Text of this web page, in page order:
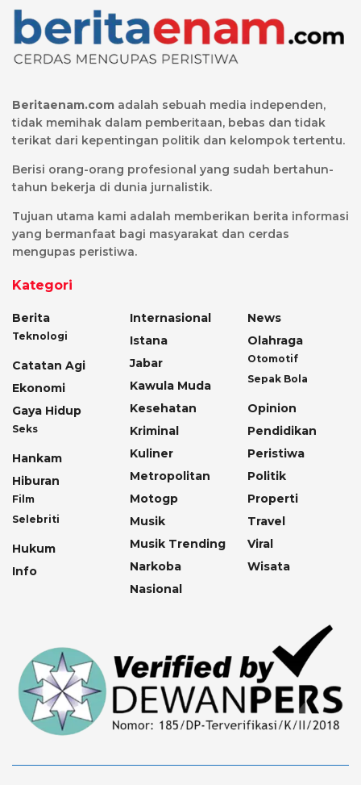
Beritaenam.com adalah sebuah media independen,
tidak memihak dalam pemberitaan, bebas dan tidak
terikat dari kepentingan politik dan kelompok tertentu.
Berisi orang-orang profesional yang sudah bertahun-
tahun bekerja di dunia jurnalistik.
Tujuan utama kami adalah memberikan berita informasi
yang bermanfaat bagi masyarakat dan cerdas
mengupas peristiwa.
Kategori
Berita
Teknologi
Catatan Agi
Ekonomi
Gaya Hidup
Seks
Hankam
Hiburan
Film
Selebriti
Hukum
Info
Internasional
Istana
Jabar
Kawula Muda
Kesehatan
Kriminal
Kuliner
Metropolitan
Motogp
Musik
Musik Trending
Narkoba
Nasional
News
Olahraga
Otomotif
Sepak Bola
Opinion
Pendidikan
Peristiwa
Politik
Properti
Travel
Viral
Wisata